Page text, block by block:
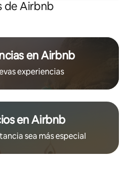
de Airbnb
en Airbnb
experiencias
en Airbnb
sea más especial